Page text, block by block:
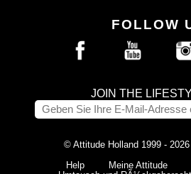
FOLLOW
JOIN THE
© Attitude Holland 1999 - 2026
Help
Meine Attitude